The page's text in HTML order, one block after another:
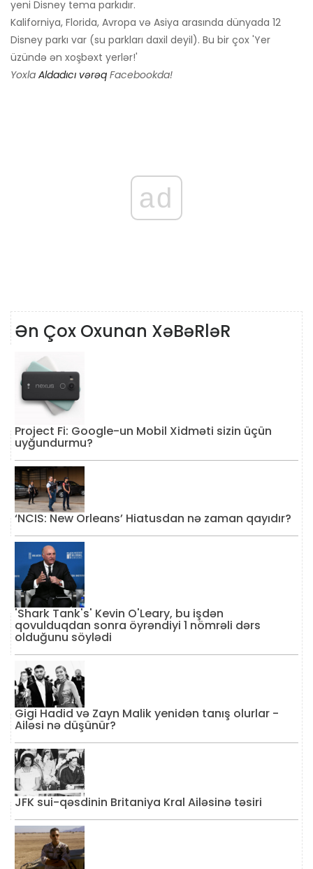
yeni Disney tema parkıdır.
Kaliforniya, Florida, Avropa və Asiya arasında dünyada 12
Disney parkı var (su parkları daxil deyil). Bu bir çox 'Yer
üzündə ən xoşbəxt yerlər!'
Yoxla Aldadıcı vərəq Facebookda!
ad
Ən Çox Oxunan XəBəRləR
Project Fi: Google-un Mobil Xidməti sizin üçün
uyğundurmu?
‘NCIS: New Orleans’ Hiatusdan nə zaman qayıdır?
'Shark Tank's' Kevin O'Leary, bu işdən
qovulduqdan sonra öyrəndiyi 1 nömrəli dərs
olduğunu söylədi
Gigi Hadid və Zayn Malik yenidən tanış olurlar -
Ailəsi nə düşünür?
JFK sui-qəsdinin Britaniya Kral Ailəsinə təsiri